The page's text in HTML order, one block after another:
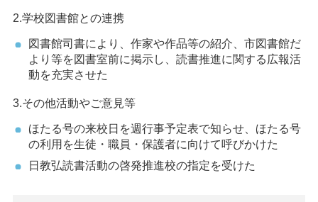
2.学校図書館との連携
図書館司書により、作家や作品等の紹介、市図書館だ
より等を図書室前に掲示し、読書推進に関する広報活
動を充実させた
3.その他活動やご意見等
ほたる号の来校日を週行事予定表で知らせ、ほたる号
の利用を生徒・職員・保護者に向けて呼びかけた
日教弘読書活動の啓発推進校の指定を受けた